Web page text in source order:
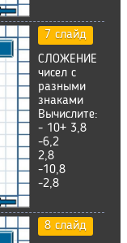
7 слайд
СЛОЖЕНИЕ
чисел с
разными
знаками
Вычислите:
- 10+ 3,8
-6,2
2,8
-10,8
-2,8
8 слайд